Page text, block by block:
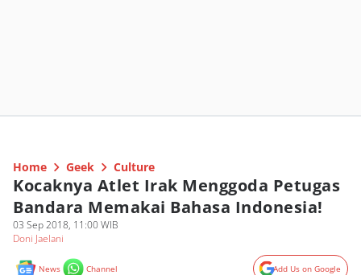
Home Geek Culture
Kocaknya Atlet Irak Menggoda Petugas
Bandara Memakai Bahasa Indonesia!
03 Sep 2018, 11:00 WIB
Doni Jaelani
News Channel Add Us on Google